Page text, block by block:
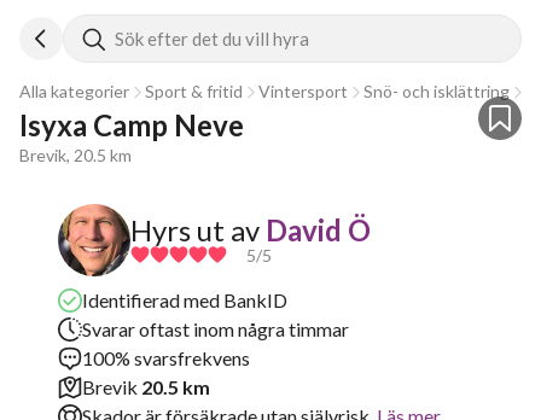
Sök efter det du vill hyra
Alla kategorier Sport & fritid Vintersport Snö- och isklättring
Isyxa Camp Neve
Brevik, 20.5 km
Hyrs ut av David Ö
5/5
Identifierad med BankID
Svarar oftast inom några timmar
100% svarsfrekvens
Brevik 20.5 km